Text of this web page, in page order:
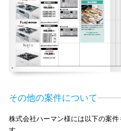
その他の案件について
株式会社ハーマン様には以下の案